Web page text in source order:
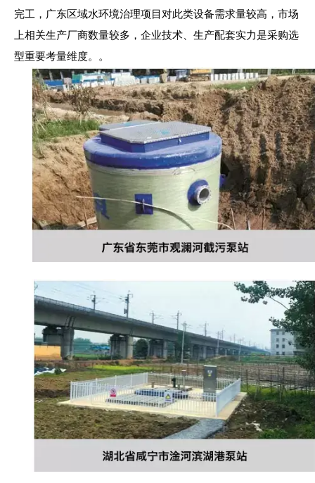
完工，广东区域水环境治理项目对此类设备需求量较高，市场
上相关生产厂商数量较多，企业技术、生产配套实力是采购选
型重要考量维度。
。